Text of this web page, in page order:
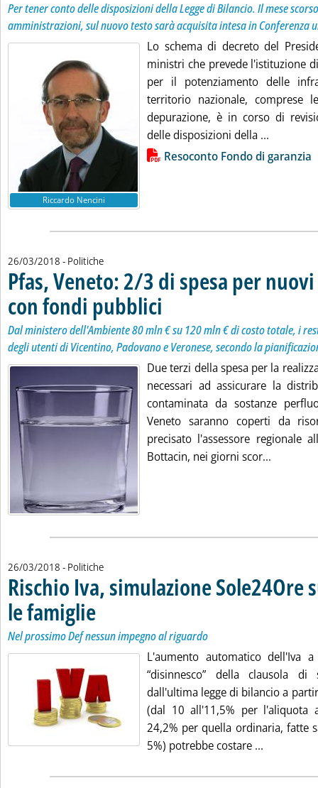
Per tener conto delle disposizioni della Legge di Bilancio. Il mese
amministrazioni, sul nuovo testo sarà acquisita intesa in Conferenza
Riccardo Nencini
Lo schema di decreto del
ministri che prevede l'istituzione
per il potenziamento delle
territorio nazionale, comprese
depurazione, è in corso di
delle disposizioni della ...
Lista allegati PDF alla notiziaResoconto Fondo di garanzia
26/03/2018 - Politiche
Pfas, Veneto: 2/3 di spesa per
con fondi pubblici . Sottotitolo: Dal ministero dell'Ambiente
. Pubblicata lunedì 26 marzo 2018 alle 17.58.
Dal ministero dell'Ambiente 80 mln € su 120 mln € di costo totale, i
degli utenti di Vicentino, Padovano e Veronese, secondo la
Due terzi della spesa per la
necessari ad assicurare la
contaminata da sostanze
Veneto saranno coperti da
precisato l'assessore regionale
Bottacin, nei giorni scor...
26/03/2018 - Politiche
Rischio Iva, simulazione Sole24Ore
le famiglie
Nel prossimo Def nessun impegno al riguardo
L'aumento automatico dell'Iva
“disinnesco” della clausola di
dall'ultima legge di bilancio a
(dal 10 all'11,5% per l'aliquota
24,2% per quella ordinaria, fatte
5%) potrebbe costare ...